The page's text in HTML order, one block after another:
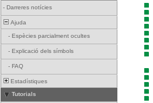
- Darreres notícies
Ajuda
- Espècies parcialment ocultes
- Explicació dels símbols
- FAQ
Estadístiques
Tutorials